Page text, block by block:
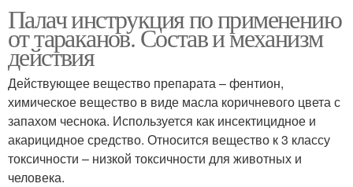
Палач инструкция по применению
от тараканов. Состав и механизм
действия
Действующее вещество препарата – фентион,
химическое вещество в виде масла коричневого цвета с
запахом чеснока. Используется как инсектицидное и
акарицидное средство. Относится вещество к 3 классу
токсичности – низкой токсичности для животных и
человека.